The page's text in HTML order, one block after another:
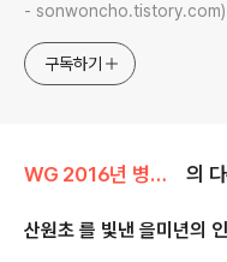
- sonwoncho.tistory.com)
구독하기
WG 2016년 병신년 기록 의
산원초 를 빛낸 을미년의